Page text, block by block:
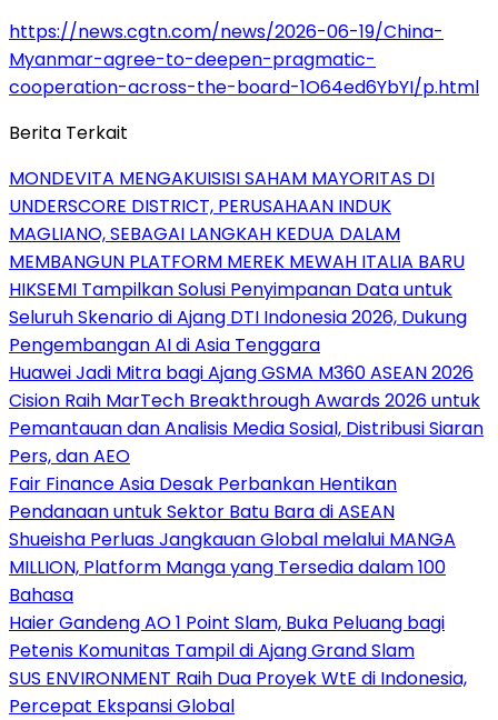
https://news.cgtn.com/news/2026-06-19/China-
Myanmar-agree-to-deepen-pragmatic-
cooperation-across-the-board-1O64ed6YbYI/p.html
Berita Terkait
MONDEVITA MENGAKUISISI SAHAM MAYORITAS DI
UNDERSCORE DISTRICT, PERUSAHAAN INDUK
MAGLIANO, SEBAGAI LANGKAH KEDUA DALAM
MEMBANGUN PLATFORM MEREK MEWAH ITALIA BARU
HIKSEMI Tampilkan Solusi Penyimpanan Data untuk
Seluruh Skenario di Ajang DTI Indonesia 2026, Dukung
Pengembangan AI di Asia Tenggara
Huawei Jadi Mitra bagi Ajang GSMA M360 ASEAN 2026
Cision Raih MarTech Breakthrough Awards 2026 untuk
Pemantauan dan Analisis Media Sosial, Distribusi Siaran
Pers, dan AEO
Fair Finance Asia Desak Perbankan Hentikan
Pendanaan untuk Sektor Batu Bara di ASEAN
Shueisha Perluas Jangkauan Global melalui MANGA
MILLION, Platform Manga yang Tersedia dalam 100
Bahasa
Haier Gandeng AO 1 Point Slam, Buka Peluang bagi
Petenis Komunitas Tampil di Ajang Grand Slam
SUS ENVIRONMENT Raih Dua Proyek WtE di Indonesia,
Percepat Ekspansi Global